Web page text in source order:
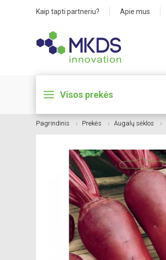
Kaip tapti partneriu? Apie mus
Visos prekės
Pagrindinis Prekės Augalų sėklos